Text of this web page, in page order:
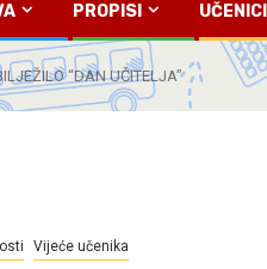
PROPISI UČENICI
“DAN UČITELJA”
Vijeće učenika